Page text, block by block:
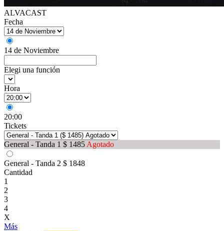
ALVACAST
Fecha
14 de Noviembre
Elegi una función
Hora
20:00
Tickets
General - Tanda 1 $ 1485 Agotado
General - Tanda 2 $ 1848
Cantidad
1
2
3
4
X
Más